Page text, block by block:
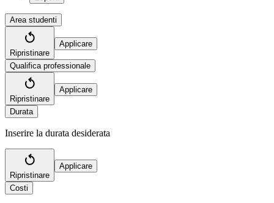
Area studenti
Ripristinare
Applicare
Qualifica professionale
Ripristinare
Applicare
Durata
Inserire la durata desiderata
Ripristinare
Applicare
Costi